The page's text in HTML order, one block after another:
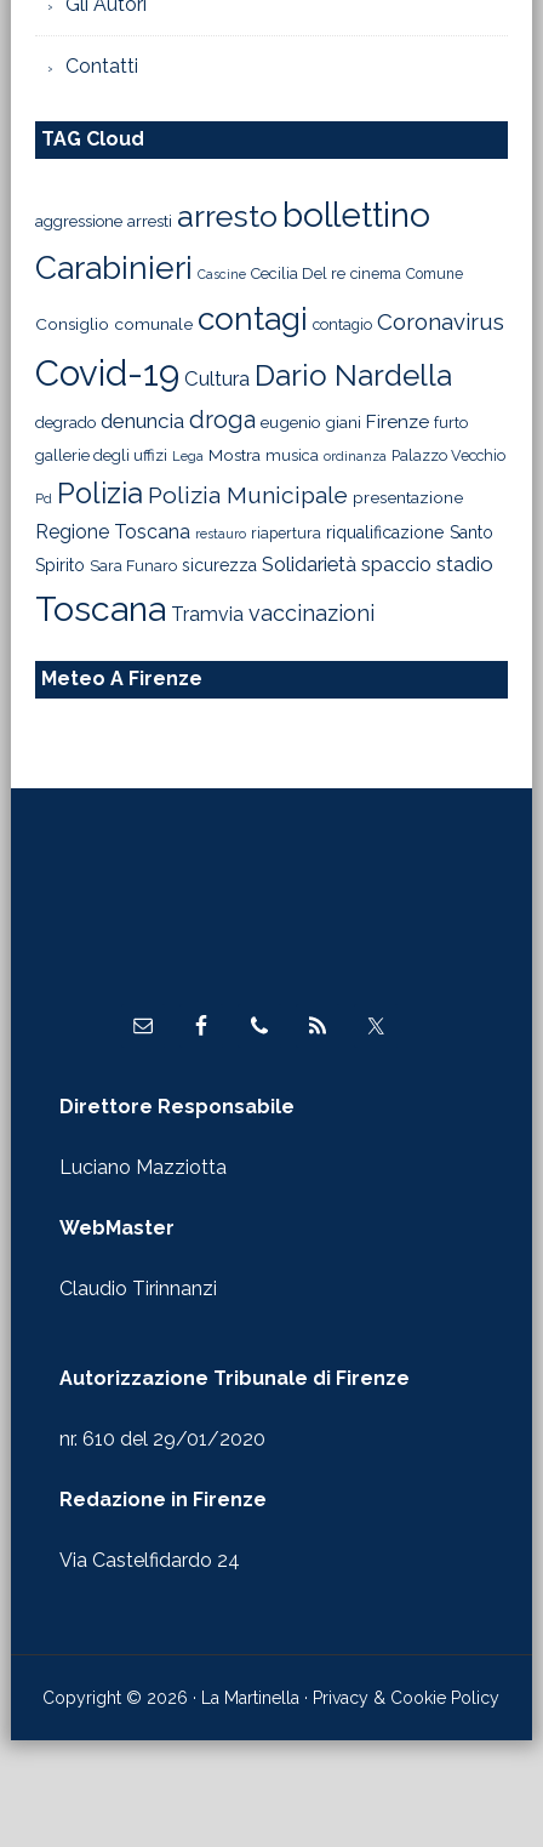
Contatti
TAG Cloud
aggressione arresti arresto bollettino
Carabinieri Cascine Cecilia Del re cinema Comune
Consiglio comunale contagi contagio Coronavirus
Covid-19 Cultura Dario Nardella
degrado denuncia droga eugenio giani Firenze furto
gallerie degli uffizi Lega Mostra musica ordinanza Palazzo Vecchio
Pd Polizia Polizia Municipale presentazione
Regione Toscana restauro riapertura riqualificazione Santo
Spirito Sara Funaro sicurezza Solidarietà spaccio stadio
Toscana Tramvia vaccinazioni
Meteo A Firenze
WebMaster
Claudio Tirinnanzi
Redazione in Firenze
Via Castelfidardo 24